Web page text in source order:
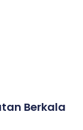
Berkala